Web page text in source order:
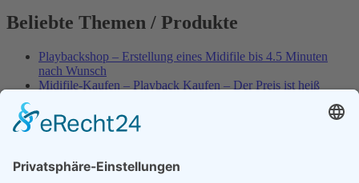
Beliebte Themen / Produkte
Playbackshop – Erstellung eines Midifile bis 4.5 Minuten
nach Wunsch
Midifile-Kaufen – Playback Kaufen – Der Preis ist heiß
Best of Karaoke – Roy Black – Playbacks – Absolute Rarität
World-of-Karaoke – Midifiles kaufen – Ich baue Dein
Playbackshop – Erstellung eines Wunschmidifile bis 3.5